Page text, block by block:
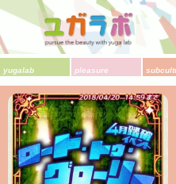
yugalab pleasure